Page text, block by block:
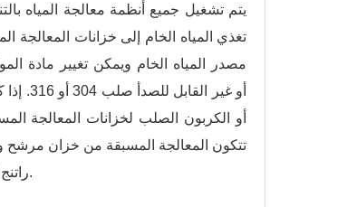
يتم تشغيل جميع أنظمة معالجة المياه
تغذي المياه الخام إلى خزانات المعالجة
مصدر المياه الخام ويمكن تغيير مادة
تتكون المعالجة المسبقة من خزان
راتنج التبادل الأيوني في الداخل ، وهي مهمة جدًا لنظام التناضح العكسي التجاري والصناعي.